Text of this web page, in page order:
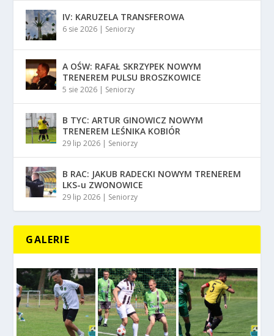
IV: KARUZELA TRANSFEROWA
6 sie 2026 | Seniorzy
A OŚW: RAFAŁ SKRZYPEK NOWYM
TRENEREM PULSU BROSZKOWICE
5 sie 2026 | Seniorzy
B TYC: ARTUR GINOWICZ NOWYM
TRENEREM LEŚNIKA KOBIÓR
29 lip 2026 | Seniorzy
B RAC: JAKUB RADECKI NOWYM TRENEREM
LKS-u ZWONOWICE
29 lip 2026 | Seniorzy
GALERIE